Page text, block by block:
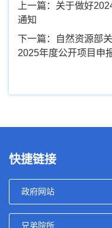
上一篇：关于做好
通知
下一篇：自然资源部
2025年度公开项目申
快捷链接